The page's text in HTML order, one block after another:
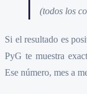
(todos los
Si el resultado es
PyG te muestra
Ese número, mes a